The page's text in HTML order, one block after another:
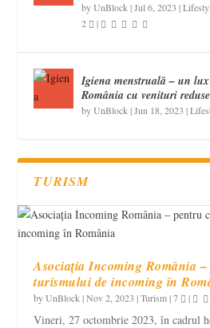
byUnBlock |Jul 6, 2023 |
2
|
Igiena menstruală – un
România cu venituri reduse
byUnBlock |Jun 18, 2023 |
TURISM
Asociația Incoming România
turismului de incoming în
byUnBlock |Nov 2, 2023 |Turism|7 |
Vineri, 27 octombrie 2023, în cadrul